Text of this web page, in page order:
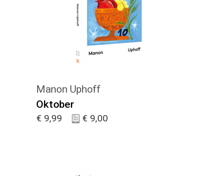
KIES :)
Manon Uphoff
Oktober
€ 9,99 € 9,00